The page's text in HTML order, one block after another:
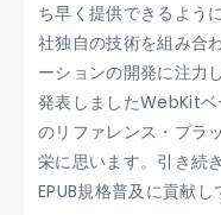
ち早く提供できるよう
社独自の技術を組み合
ーションの開発に注力
発表しましたWebKitベ
のリファレンス・プラ
栄に思います。引き続
EPUB規格普及に貢献し